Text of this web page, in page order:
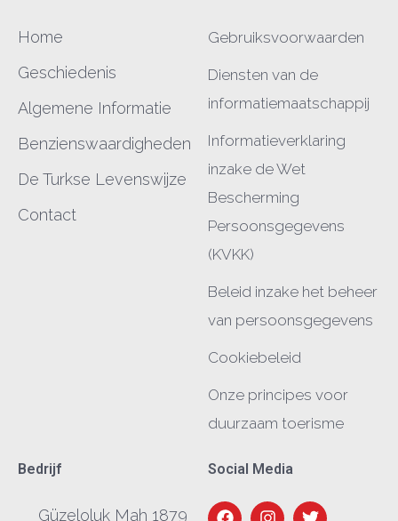
Home
Geschiedenis
Algemene Informatie
Benzienswaardigheden
De Turkse Levenswijze
Contact
Gebruiksvoorwaarden
Diensten van de
informatiemaatschappij
Informatieverklaring
inzake de Wet
Bescherming
Persoonsgegevens
(KVKK)
Beleid inzake het beheer
van persoonsgegevens
Cookiebeleid
Onze principes voor
duurzaam toerisme
Bedrijf
Güzeloluk Mah 1879
Social Media